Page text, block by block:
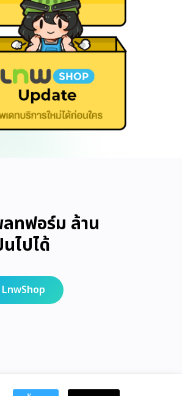
ทฟอร์ม ล้าน
ไปได้
LnwShop